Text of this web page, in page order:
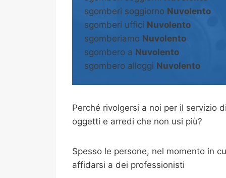
sgomberi soggiorno Nuvolento
sgomberi uffici Nuvolento
sgomberiamo Nuvolento
sgombero a Nuvolento
sgombero alloggi Nuvolento
Perché rivolgersi a noi per il servizio di
oggetti e arredi che non usi più?
Spesso le persone, nel momento in
affidarsi a dei professionisti